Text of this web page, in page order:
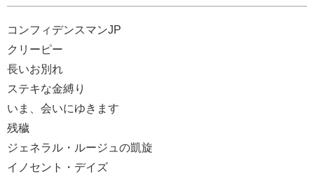
コンフィデンスマンJP
クリーピー
長いお別れ
ステキな金縛り
いま、会いにゆきます
残穢
ジェネラル・ルージュの凱旋
イノセント・デイズ